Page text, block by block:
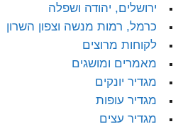
ירושלים, יהודה ושפלה
כרמל, רמות מנשה וצפון השרון
לקוחות מרוצים
מאמרים ומושגים
מגדיר יונקים
מגדיר עופות
מגדיר עצים